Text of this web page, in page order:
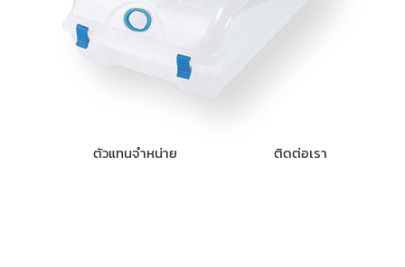
ตัวแทนจำหน่าย ติดต่อเรา